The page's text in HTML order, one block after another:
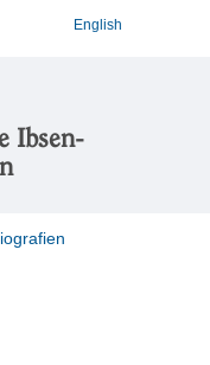
English
Ibsen-